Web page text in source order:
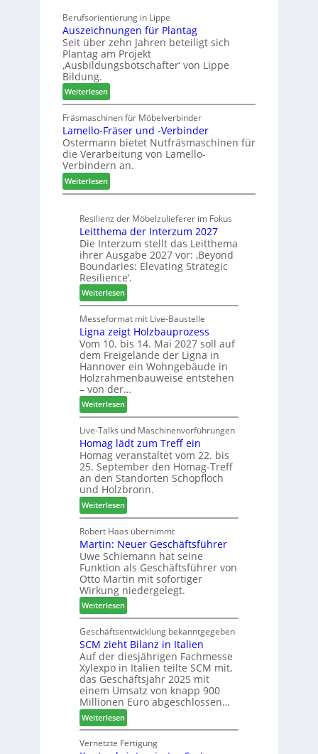
e
n
a
u
f
ü
r
W
e
m
h
ö
n
e
r
c
h
e
n
s
t
a
u
r
a
u
m
-
S
o
t
i
m
e
n
t
Berufsorientierung in Lippe
Auszeichnungen für Plantag
Seit über zehn Jahren beteiligt sich
Plantag am Projekt
‚Ausbildungsbotschafter‘ von Lippe
Bildung.
Weiterlesen:
A
u
s
z
e
i
c
h
u
n
g
e
n
f
ü
r
P
l
a
n
t
a
g
Fräsmaschinen für Möbelverbinder
Lamello-Fräser und -Verbinder
Ostermann bietet Nutfräsmaschinen für
die Verarbeitung von Lamello-
Verbindern an.
Weiterlesen:
L
m
e
l
l
o
-
F
r
ä
s
e
r
u
n
d
-
e
r
b
i
n
d
e
Resilienz der Möbelzulieferer im Fokus
Leitthema der Interzum 2027
Die Interzum stellt das Leitthema
ihrer Ausgabe 2027 vor: ‚Beyond
Boundaries: Elevating Strategic
Resilience‘.
Weiterlesen:
L
e
i
t
t
h
e
m
a
d
e
r
I
n
t
e
r
z
u
m
2
0
2
7
Messeformat mit Live-Baustelle
Ligna zeigt Holzbauprozess
Vom 10. bis 14. Mai 2027 soll auf
dem Freigelände der Ligna in
Hannover ein Wohngebäude in
Holzrahmenbauweise entstehen
– von der…
Weiterlesen:
L
i
g
n
a
z
e
i
g
t
H
o
l
z
b
a
u
p
r
o
z
e
s
s
Live-Talks und Maschinenvorführungen
Homag lädt zum Treff ein
Homag veranstaltet vom 22. bis
25. September den Homag-Treff
an den Standorten Schopfloch
und Holzbronn.
Weiterlesen:
H
o
m
a
g
l
ä
d
t
z
u
m
T
r
e
f
f
i
Robert Haas übernimmt
Martin: Neuer Geschäftsführer
Uwe Schiemann hat seine
Funktion als Geschäftsführer von
Otto Martin mit sofortiger
Wirkung niedergelegt.
Weiterlesen:
M
a
r
t
i
n
:
N
e
u
e
Geschäftsentwicklung bekanntgegeben
SCM zieht Bilanz in Italien
Auf der diesjährigen Fachmesse
Xylexpo in Italien teilte SCM mit,
das Geschäftsjahr 2025 mit
einem Umsatz von knapp 900
Millionen Euro abgeschlossen…
Weiterlesen:
S
C
Vernetzte Fertigung